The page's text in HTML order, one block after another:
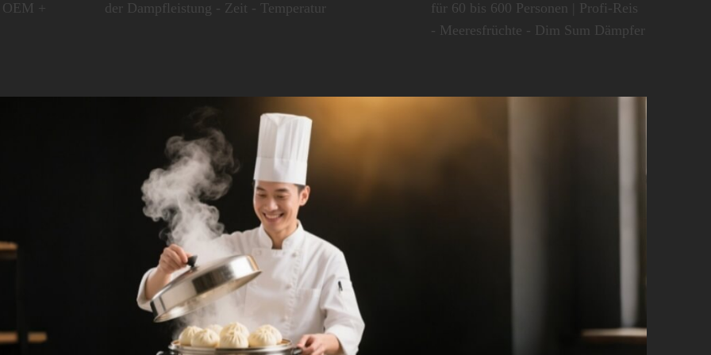
OEM +
der Dampfleistung - Zeit - Temperatur
für 60 bis 600 Personen | Profi-Reis
- Meeresfrüchte - Dim Sum Dämpfer